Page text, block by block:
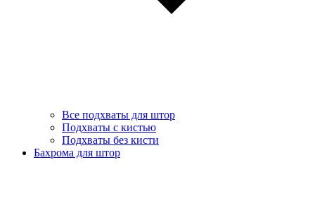
Все подхваты для штор
Подхваты с кистью
Подхваты без кисти
Бахрома для штор